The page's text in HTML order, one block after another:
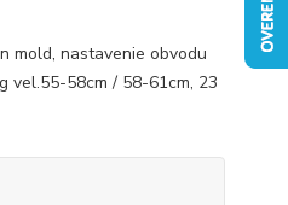
mold, nastavenie obvodu
vel.55-58cm / 58-61cm, 23